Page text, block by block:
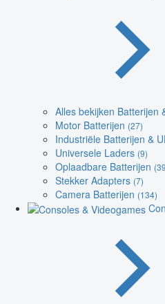
Alles bekijken Batterijen
Motor Batterijen (27)
Industriële Batterijen &
Universele Laders (9)
Oplaadbare Batterijen
Stekker Adapters (7)
Camera Batterijen (134)